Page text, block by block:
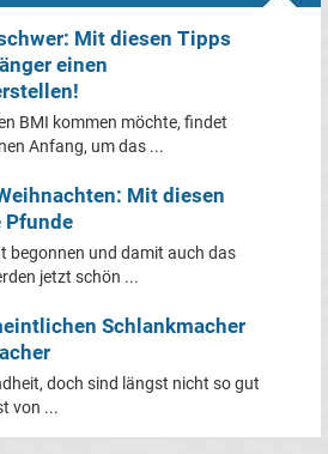
Mit diesen Tipps
einen
BMI kommen möchte, findet
Anfang, um das ...
Mit diesen
Pfunde
begonnen und damit auch das
jetzt schön ...
Schlankmacher
doch sind längst nicht so gut
von ...